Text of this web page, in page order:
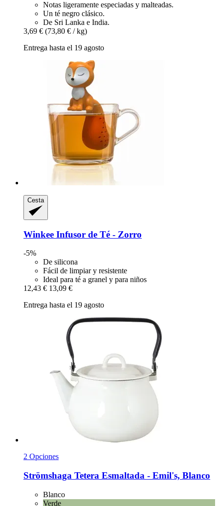
Notas ligeramente especiadas y malteadas.
Un té negro clásico.
De Sri Lanka e India.
3,69 € (73,80 € / kg)
Entrega hasta el 19 agosto
Cesta
Winkee Infusor de Té -​ Zorro
-5%
De silicona
Fácil de limpiar y resistente
Ideal para té a granel y para niños
12,43 € 13,09 €
Entrega hasta el 19 agosto
2 Opciones
Strömshaga Tetera Esmaltada -​ Emil's, Blanco
Blanco
Verde